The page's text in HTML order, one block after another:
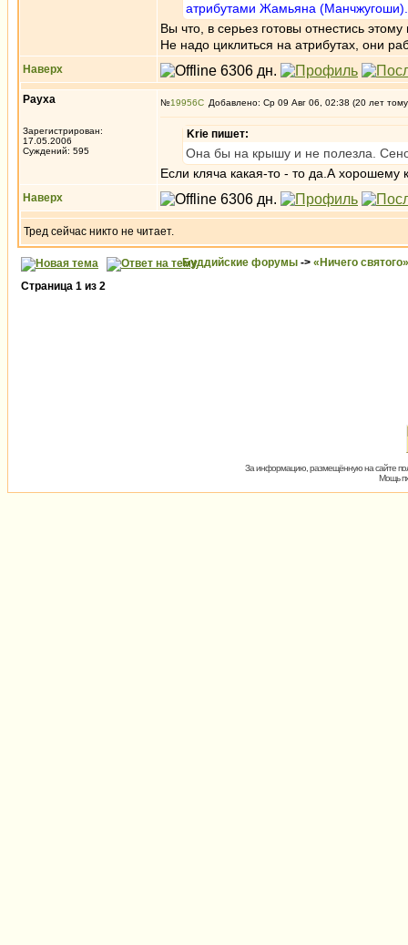
атрибутами Жамьяна
Вы что, в серьез готовы отнестись
Не надо циклиться на атрибутах, они
Наверх
Рауха
Зарегистрирован:
17.05.2006
Суждений: 595
№19956 Добавлено: Ср 09 Авг 06, 02:38 (20 лет
Krie пишет:
Она бы на крышу и не полезла.
Если кляча какая-то - то да.А
Наверх
Тред сейчас никто не читает.
Буддийские форумы -> «Ничего святого»
Страница 1 из 2
За информацию, размещённую на сайте
Мощь